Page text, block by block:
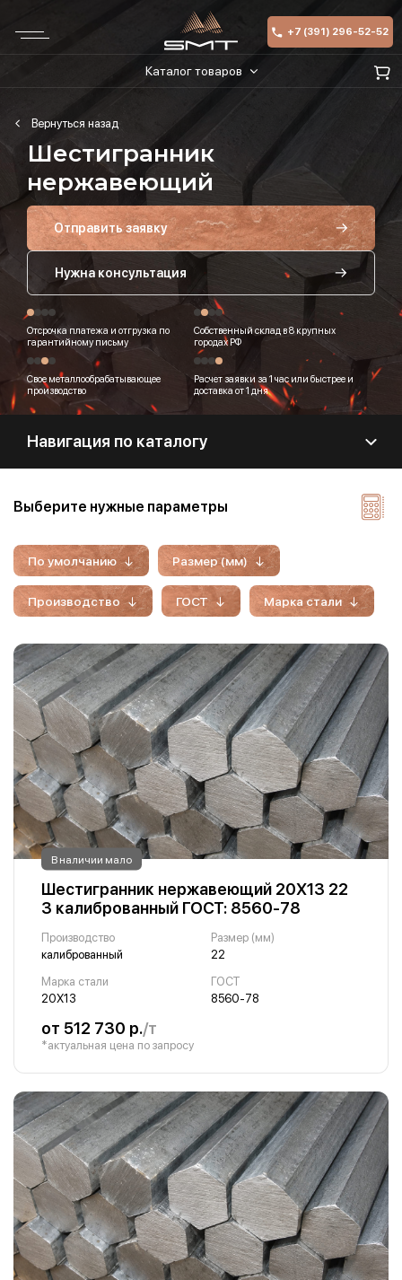
+7 (391) 296-52-52
Каталог товаров
Шестигранник
нержавеющий
Отправить заявку
Нужна консультация
Отсрочка платежа и отгрузка по
гарантийному письму
Собственный склад в 8 крупных
городах РФ
Свое металлообрабатывающее
производство
Расчет заявки за 1 час или быстрее и
доставка от 1 дня
Навигация по каталогу
Выберите нужные параметры
По умолчанию Размер (мм)
Производство ГОСТ Марка стали
В наличии мало
Шестигранник нержавеющий 20Х13 22
3 калиброванный ГОСТ: 8560-78
Производство
калиброванный
Размер (мм)
22
Марка стали
20Х13
ГОСТ
8560-78
от 512 730 р./т
*актуальная цена по запросу